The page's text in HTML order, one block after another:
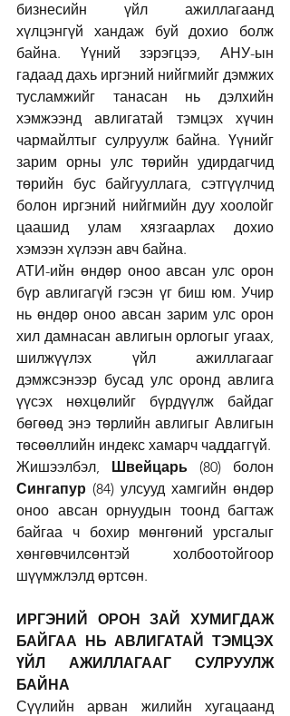
бизнесийн үйл ажиллагаанд
хүлцэнгүй хандаж буй дохио болж
байна. Үүний зэрэгцээ, АНУ-ын
гадаад дахь иргэний нийгмийг дэмжих
тусламжийг танасан нь дэлхийн
хэмжээнд авлигатай тэмцэх хүчин
чармайлтыг сулруулж байна. Үүнийг
зарим орны улс төрийн удирдагчид
төрийн бус байгууллага, сэтгүүлчид
болон иргэний нийгмийн дуу хоолойг
цаашид улам хязгаарлах дохио
хэмээн хүлээн авч байна.
АТИ-ийн өндөр оноо авсан улс орон
бүр авлигагүй гэсэн үг биш юм. Учир
нь өндөр оноо авсан зарим улс орон
хил дамнасан авлигын орлогыг угаах,
шилжүүлэх үйл ажиллагааг
дэмжсэнээр бусад улс оронд авлига
үүсэх нөхцөлийг бүрдүүлж байдаг
бөгөөд энэ төрлийн авлигыг Авлигын
төсөөллийн индекс хамарч чаддаггүй.
Жишээлбэл, Швейцарь
Сингапур (84) улсууд хамгийн өндөр
оноо авсан орнуудын тоонд багтаж
байгаа ч бохир мөнгөний урсгалыг
хөнгөвчилсөнтэй холбоотойгоор
шүүмжлэлд өртсөн.
ИРГЭНИЙ ОРОН ЗАЙ ХУМИГДАЖ
БАЙГАА НЬ АВЛИГАТАЙ ТЭМЦЭХ
ҮЙЛ АЖИЛЛАГААГ СУЛРУУЛЖ
БАЙНА
Сүүлийн арван жилийн хугацаанд